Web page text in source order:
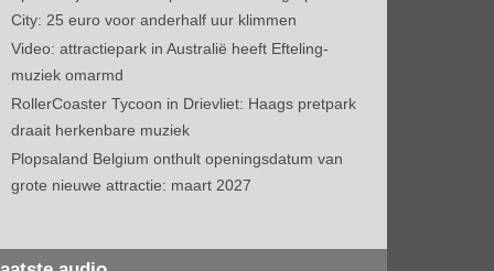
City: 25 euro voor anderhalf uur klimmen
Video: attractiepark in Australië heeft Efteling-
muziek omarmd
RollerCoaster Tycoon in Drievliet: Haags pretpark
draait herkenbare muziek
Plopsaland Belgium onthult openingsdatum van
grote nieuwe attractie: maart 2027